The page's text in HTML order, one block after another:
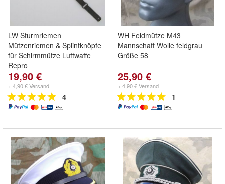
LW Sturmriemen
Mützenriemen & Splintknöpfe
für Schirmmütze Luftwaffe
Repro
19,90 €
+ 4,90 € Versand
4
WH Feldmütze M43
Mannschaft Wolle feldgrau
Größe 58
25,90 €
+ 4,90 € Versand
1